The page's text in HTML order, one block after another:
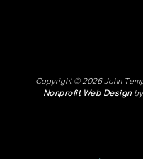
Copyright © 2026 John
Nonprofit Web Designby